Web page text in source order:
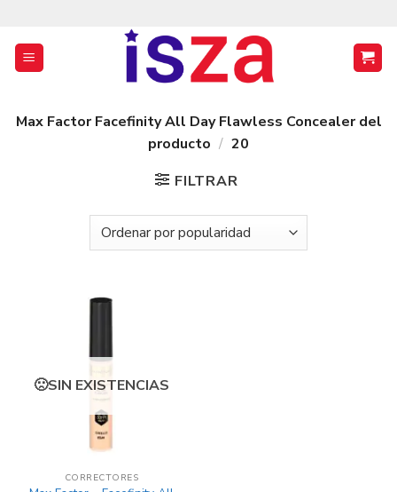
contenido
Max Factor Facefinity All Day Flawless Concealer del
producto / 20
FILTRAR
SIN EXISTENCIAS
CORRECTORES